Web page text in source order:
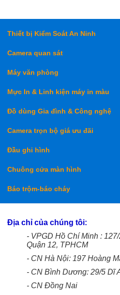
Thiết bị Kiểm Soát An Ninh
Camera quan sát
Máy văn phòng
Mực In & Linh kiện máy in màu
Đồ dùng Gia đình & Công nghệ
Camera trọn bộ giá ưu đãi
Đầu ghi hình
Chuông cửa màn hình
Báo trộm-báo cháy
Địa chỉ của chúng tôi:
- VPGD Hồ Chí Minh :
Quận 12, TPHCM
- CN Hà Nội: 197 Hoàng
- CN Bình Dương: 29/5 Dĩ
- CN Đồng Nai